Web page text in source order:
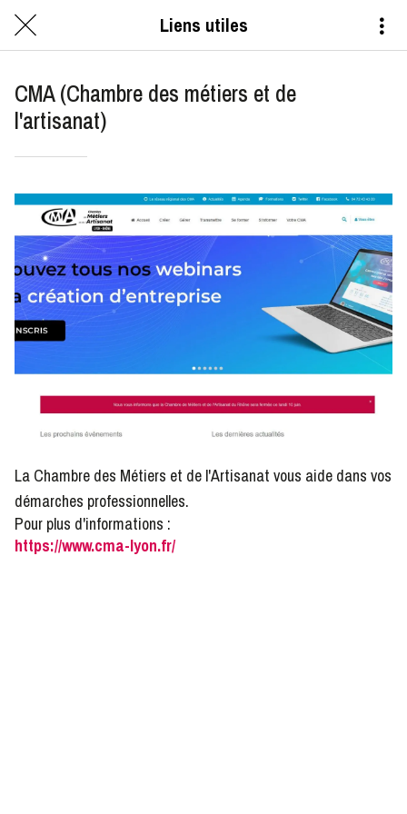
Liens utiles
CMA (Chambre des métiers et de
l'artisanat)
La Chambre des Métiers et de l'Artisanat vous aide dans vos
démarches professionnelles.
Pour plus d'informations :
https://www.cma-lyon.fr/